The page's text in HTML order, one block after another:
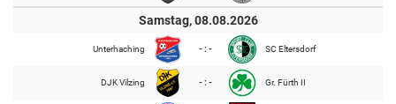
Samstag, 08.08.2026
Unterhaching - : - SC Eltersdorf
DJK Vilzing - : - Gr. Fürth II